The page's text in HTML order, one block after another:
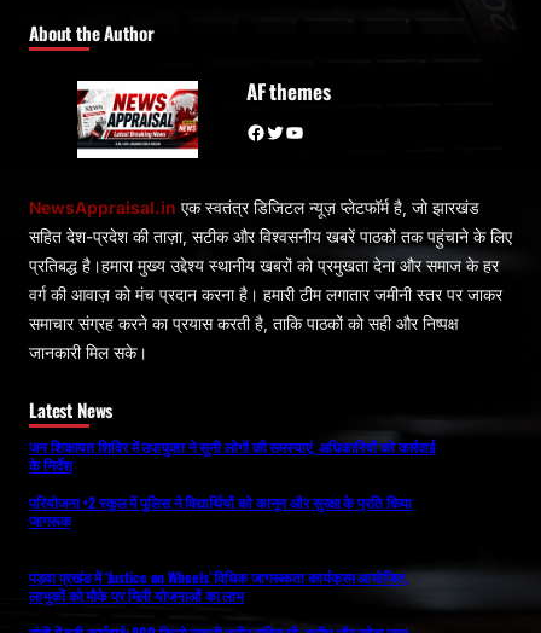
About the Author
AF themes
Facebook Twitter YouTube
NewsAppraisal.in एक स्वतंत्र डिजिटल न्यूज़ प्लेटफॉर्म है, जो झारखंड
सहित देश-प्रदेश की ताज़ा, सटीक और विश्वसनीय खबरें पाठकों तक पहुंचाने के लिए
प्रतिबद्ध है।हमारा मुख्य उद्देश्य स्थानीय खबरों को प्रमुखता देना और समाज के हर
वर्ग की आवाज़ को मंच प्रदान करना है। हमारी टीम लगातार जमीनी स्तर पर जाकर
समाचार संग्रह करने का प्रयास करती है, ताकि पाठकों को सही और निष्पक्ष
जानकारी मिल सके।
Latest News
जन शिकायत शिविर में उपायुक्त ने सुनी लोगों की समस्याएं, अधिकारियों को कार्रवाई
के निर्देश
परियोजना +2 स्कूल में पुलिस ने विद्यार्थियों को कानून और सुरक्षा के प्रति किया
जागरूक
पड़वा प्रखंड में ‘Justice on Wheels’ विधिक जागरूकता कार्यक्रम आयोजित,
लाभुकों को मौके पर मिली योजनाओं का लाभ